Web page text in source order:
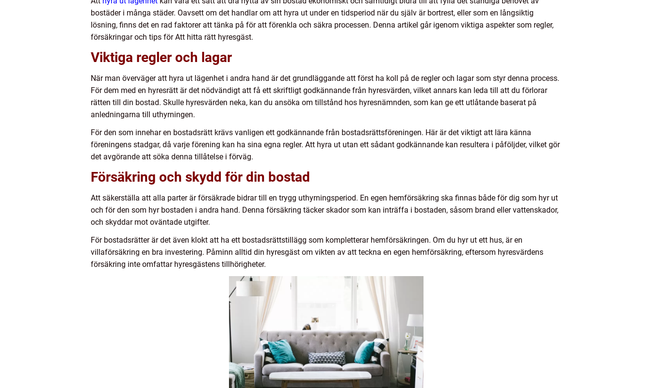
bostäder i många städer. Oavsett om det handlar om att hyra ut under en tidsperiod när du själv är bortrest, eller som en långsiktig
lösning, finns det en rad faktorer att tänka på för att förenkla och säkra processen. Denna artikel går igenom viktiga aspekter som regler,
försäkringar och tips för Att hitta rätt hyresgäst.
Viktiga regler och lagar
När man överväger att hyra ut lägenhet i andra hand är det grundläggande att först ha koll på de regler och lagar som styr denna process.
För dem med en hyresrätt är det nödvändigt att få ett skriftligt godkännande från hyresvärden, vilket annars kan leda till att du förlorar
rätten till din bostad. Skulle hyresvärden neka, kan du ansöka om tillstånd hos hyresnämnden, som kan ge ett utlåtande baserat på
anledningarna till uthyrningen.
För den som innehar en bostadsrätt krävs vanligen ett godkännande från bostadsrättsföreningen. Här är det viktigt att lära känna
föreningens stadgar, då varje förening kan ha sina egna regler. Att hyra ut utan ett sådant godkännande kan resultera i påföljder, vilket gör
det avgörande att söka denna tillåtelse i förväg.
Försäkring och skydd för din bostad
Att säkerställa att alla parter är försäkrade bidrar till en trygg uthyrningsperiod. En egen hemförsäkring ska finnas både för dig som hyr ut
och för den som hyr bostaden i andra hand. Denna försäkring täcker skador som kan inträffa i bostaden, såsom brand eller vattenskador,
och skyddar mot oväntade utgifter.
För bostadsrätter är det även klokt att ha ett bostadsrättstillägg som kompletterar hemförsäkringen. Om du hyr ut ett hus, är en
villaförsäkring en bra investering. Påminn alltid din hyresgäst om vikten av att teckna en egen hemförsäkring, eftersom hyresvärdens
försäkring inte omfattar hyresgästens tillhörigheter.